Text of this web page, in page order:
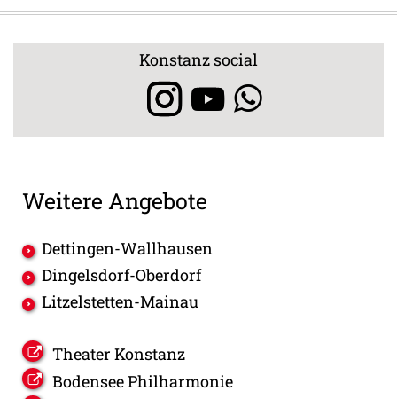
Konstanz social
Weitere Angebote
Dettingen-Wallhausen
Dingelsdorf-Oberdorf
Litzelstetten-Mainau
Theater Konstanz
Bodensee Philharmonie